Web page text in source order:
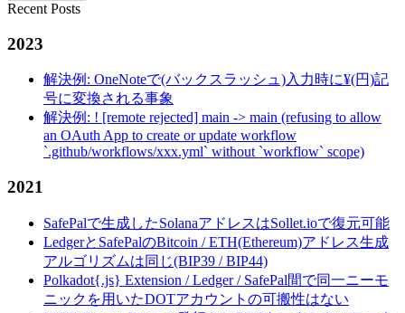
Recent Posts
2023
解決例: OneNoteで(バックスラッシュ)入力時に¥(円)記
号に変換される事象
解決例: ! [remote rejected] main -> main (refusing to allow
an OAuth App to create or update workflow
`.github/workflows/xxx.yml` without `workflow` scope)
2021
SafePalで生成したSolanaアドレスはSollet.ioで復元可能
LedgerとSafePalのBitcoin / ETH(Ethereum)アドレス生成
アルゴリズムは同じ(BIP39 / BIP44)
Polkadot{.js} Extension / Ledger / SafePal間で同一ニーモ
ニックを用いたDOTアカウントの可搬性はない